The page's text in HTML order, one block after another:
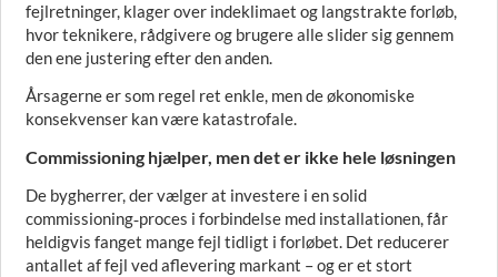
fejlretninger, klager over indeklimaet og langstrakte forløb,
hvor teknikere, rådgivere og brugere alle slider sig gennem
den ene justering efter den anden.
Årsagerne er som regel ret enkle, men de økonomiske
konsekvenser kan være katastrofale.
Commissioning hjælper, men det er ikke hele løsningen
De bygherrer, der vælger at investere i en solid
commissioning‑proces i forbindelse med installationen, får
heldigvis fanget mange fejl tidligt i forløbet. Det reducerer
antallet af fejl ved aflevering markant – og er et stort